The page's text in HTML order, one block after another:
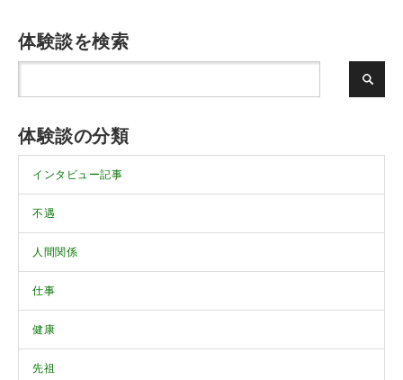
体験談を検索
体験談の分類
インタビュー記事
不遇
人間関係
仕事
健康
先祖